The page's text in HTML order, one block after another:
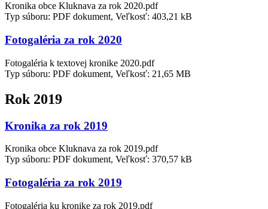
Kronika obce Kluknava za rok 2020.pdf
Typ súboru: PDF dokument, Veľkosť: 403,21 kB
Fotogaléria za rok 2020
Fotogaléria k textovej kronike 2020.pdf
Typ súboru: PDF dokument, Veľkosť: 21,65 MB
Rok 2019
Kronika za rok 2019
Kronika obce Kluknava za rok 2019.pdf
Typ súboru: PDF dokument, Veľkosť: 370,57 kB
Fotogaléria za rok 2019
Fotogaléria ku kronike za rok 2019.pdf